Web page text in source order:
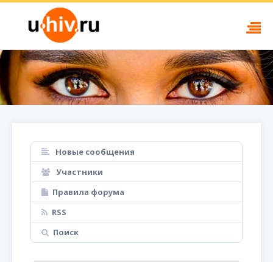
Новые сообщения
Участники
Правила форума
RSS
Поиск